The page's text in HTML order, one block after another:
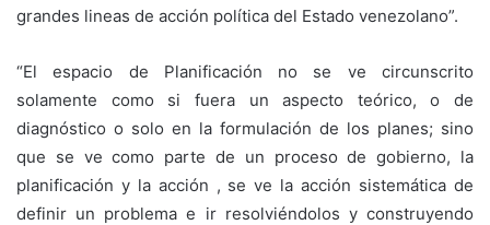
grandes lineas de acción política del Estado venezolano”.
“El espacio de Planificación no se ve circunscrito
solamente como si fuera un aspecto teórico, o de
diagnóstico o solo en la formulación de los planes; sino
que se ve como parte de un proceso de gobierno, la
planificación y la acción , se ve la acción sistemática de
definir un problema e ir resolviéndolos y construyendo